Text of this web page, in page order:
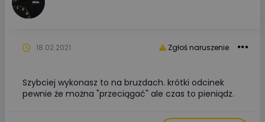
Zgłoś naruszenie
18.02.2021
Szybciej wykonasz to na bruzdach. krótki odcinek
pewnie że można "przeciągać" ale czas to pieniądz.